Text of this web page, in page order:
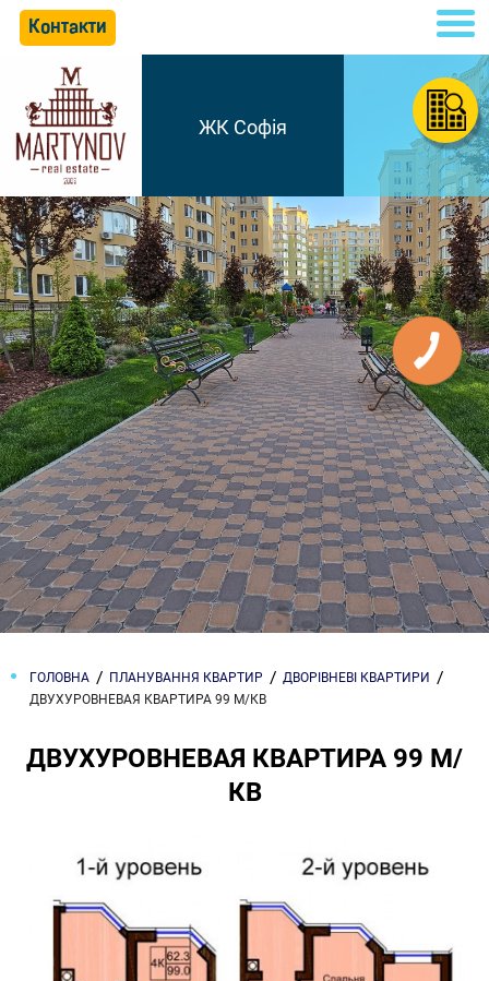
Контакти
ЖК Софія
ГОЛОВНА ПЛАНУВАННЯ КВАРТИР
ДВОРІВНЕВІ КВАРТИРИ
ДВУХУРОВНЕВАЯ КВАРТИРА 99 М/КВ
ДВУХУРОВНЕВАЯ КВАРТИРА 99 М/
КВ